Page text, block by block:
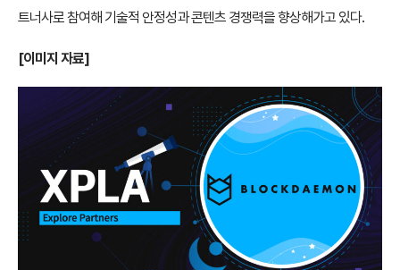
트너사로 참여해 기술적 안정성과 콘텐츠 경쟁력을 향상해가고 있다.
[이미지 자료]